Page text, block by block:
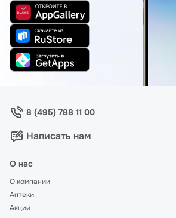
8 (495) 788 11 00
Написать нам
О нас
О компании
Аптеки
Акции